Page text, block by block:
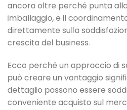
ancora oltre perché punta
imballaggio, e il
direttamente sulla
crescita del business.
Ecco perché un approccio di
può creare un vantaggio
dettaglio possono essere
conveniente acquisto sul